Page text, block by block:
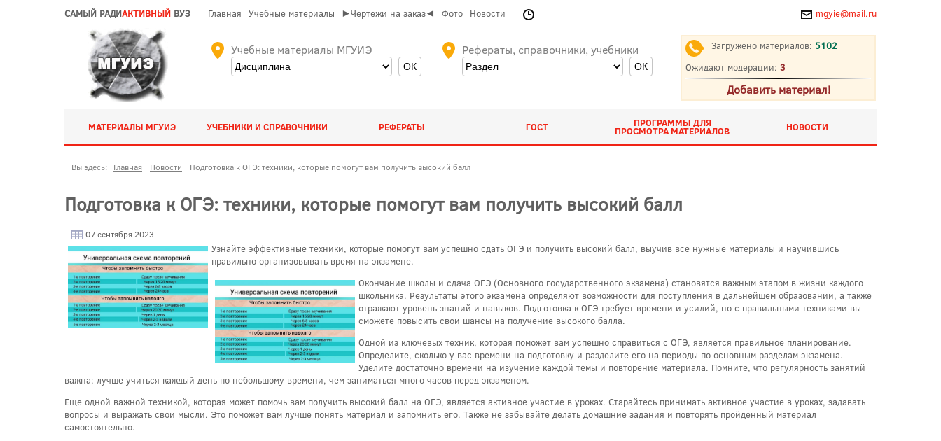
САМЫЙ РАДИАКТИВНЫЙ ВУЗ Главная Учебные материалы ►Чертежи на заказ◄ Фото Новости mgyie@mail.ru
Учебные материалы МГУИЭ Рефераты, справочники, учебники Загружено материалов: 5102
Ожидают модерации: 3
Добавить материал!
МАТЕРИАЛЫ МГУИЭ УЧЕБНИКИ И СПРАВОЧНИКИ РЕФЕРАТЫ ГОСТ ПРОГРАММЫ ДЛЯ
ПРОСМОТРА МАТЕРИАЛОВ НОВОСТИ
Вы здесь: Главная Новости Подготовка к ОГЭ: техники, которые помогут вам получить высокий балл
Подготовка к ОГЭ: техники, которые помогут вам получить высокий балл
07 сентября 2023
Узнайте эффективные техники, которые помогут вам успешно сдать ОГЭ и получить высокий балл, выучив все нужные материалы и научившись
правильно организовывать время на экзамене.
Окончание школы и сдача ОГЭ (Основного государственного экзамена) становятся важным этапом в жизни каждого
школьника. Результаты этого экзамена определяют возможности для поступления в дальнейшем образовании, а также
отражают уровень знаний и навыков. Подготовка к ОГЭ требует времени и усилий, но с правильными техниками вы
сможете повысить свои шансы на получение высокого балла.
Одной из ключевых техник, которая поможет вам успешно справиться с ОГЭ, является правильное планирование.
Определите, сколько у вас времени на подготовку и разделите его на периоды по основным разделам экзамена.
Уделите достаточно времени на изучение каждой темы и повторение материала. Помните, что регулярность занятий
важна: лучше учиться каждый день по небольшому времени, чем заниматься много часов перед экзаменом.
Еще одной важной техникой, которая может помочь вам получить высокий балл на ОГЭ, является активное участие в уроках. Старайтесь принимать активное участие в уроках, задавать
вопросы и выражать свои мысли. Это поможет вам лучше понять материал и запомнить его. Также не забывайте делать домашние задания и повторять пройденный материал
самостоятельно.